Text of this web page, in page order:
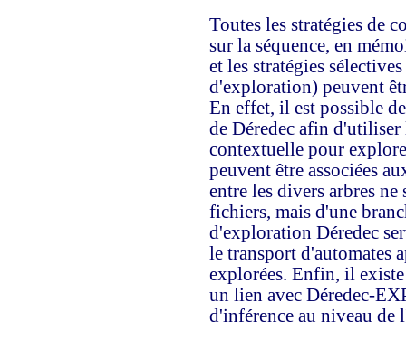
Toutes les stratégies de
sur la séquence, en
et les stratégies
d'exploration) peuvent
En effet, il est possible
de Déredec afin d'utiliser
contextuelle pour
peuvent être associées
entre les divers arbres
fichiers, mais d'une
d'exploration Déredec
le transport d'automates
explorées. Enfin, il
un lien avec Déredec-
d'inférence au niveau de